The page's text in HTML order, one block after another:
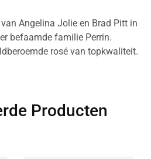
Angelina Jolie en Brad Pitt in
befaamde familie Perrin.
rosé van topkwaliteit.
Producten